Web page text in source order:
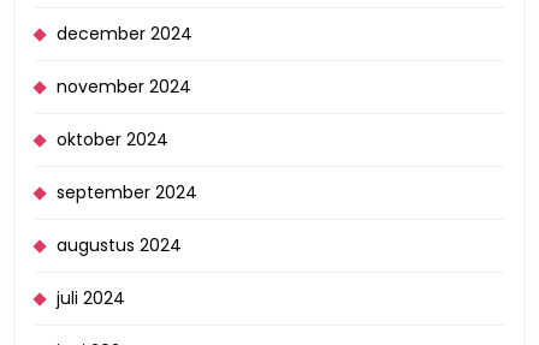
december 2024
november 2024
oktober 2024
september 2024
augustus 2024
juli 2024